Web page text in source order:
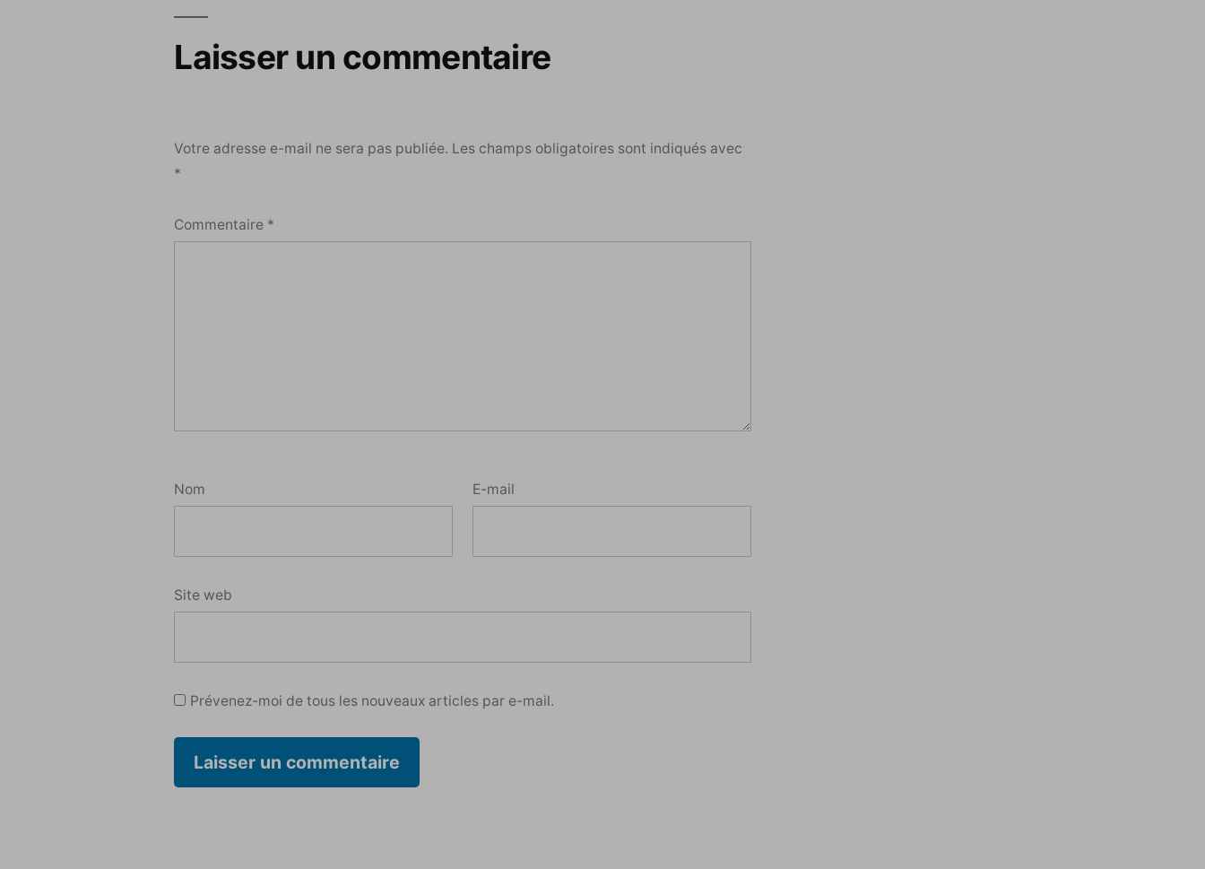
Laisser un commentaire
Votre adresse e-mail ne sera pas publiée. Les champs obligatoires sont indiqués avec
*
Commentaire *
Nom E-mail
Site web
Prévenez-moi de tous les nouveaux articles par e-mail.